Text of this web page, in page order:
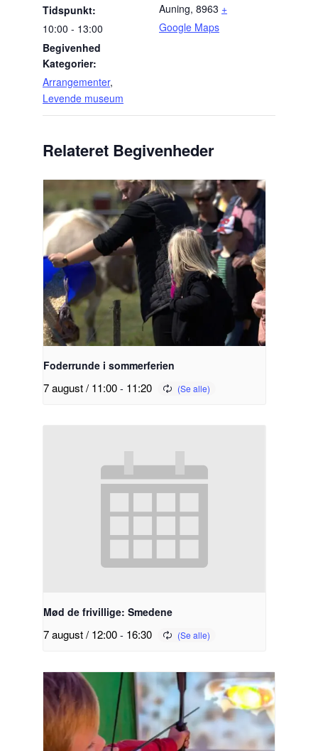
Tidspunkt:
10:00 - 13:00
Begivenhed
Kategorier:
Arrangementer,
Levende museum
Auning, 8963 +
Google Maps
Relateret Begivenheder
Foderrunde i sommerferien
7 august / 11:00- 11:20
Mød de frivillige: Smedene
7 august / 12:00- 16:30